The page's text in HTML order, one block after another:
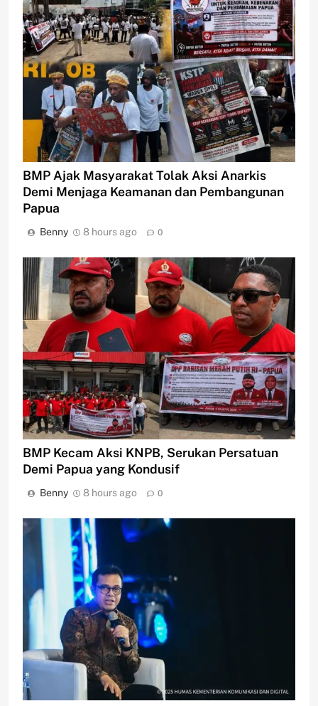
BMP Ajak Masyarakat Tolak Aksi Anarkis
Demi Menjaga Keamanan dan Pembangunan
Papua
Benny 8 hours ago 0
BMP Kecam Aksi KNPB, Serukan Persatuan
Demi Papua yang Kondusif
Benny 8 hours ago 0